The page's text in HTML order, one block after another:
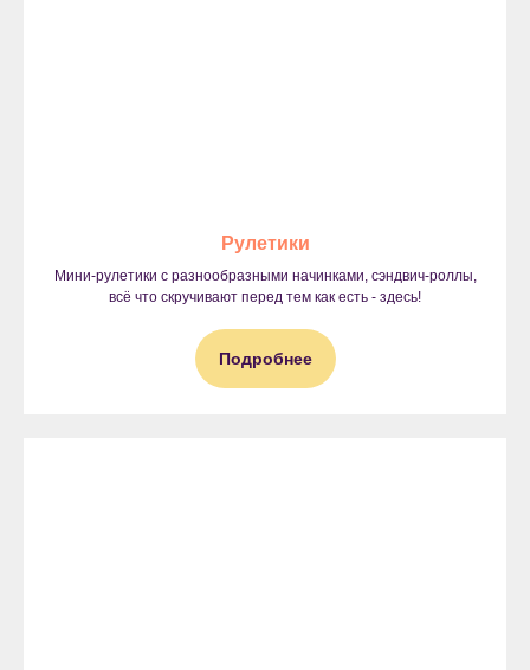
Рулетики
Мини-рулетики с разнообразными начинками, сэндвич-роллы,
всё что скручивают перед тем как есть - здесь!
Подробнее